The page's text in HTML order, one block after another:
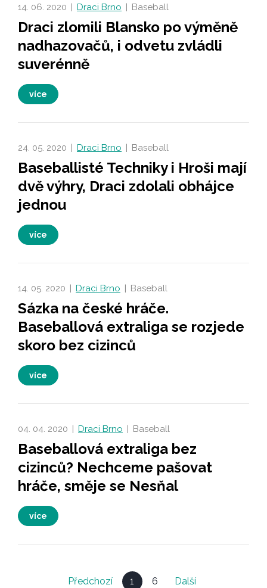
14. 06. 2020 | Draci Brno | Baseball
Draci zlomili Blansko po výměně
nadhazovačů, i odvetu zvládli
suverénně
více
24. 05. 2020 | Draci Brno | Baseball
Baseballisté Techniky i Hroši mají
dvě výhry, Draci zdolali obhájce
jednou
více
14. 05. 2020 | Draci Brno | Baseball
Sázka na české hráče.
Baseballová extraliga se rozjede
skoro bez cizinců
více
04. 04. 2020 | Draci Brno | Baseball
Baseballová extraliga bez
cizinců? Nechceme pašovat
hráče, směje se Nesňal
více
Předchozí 1 6 Další